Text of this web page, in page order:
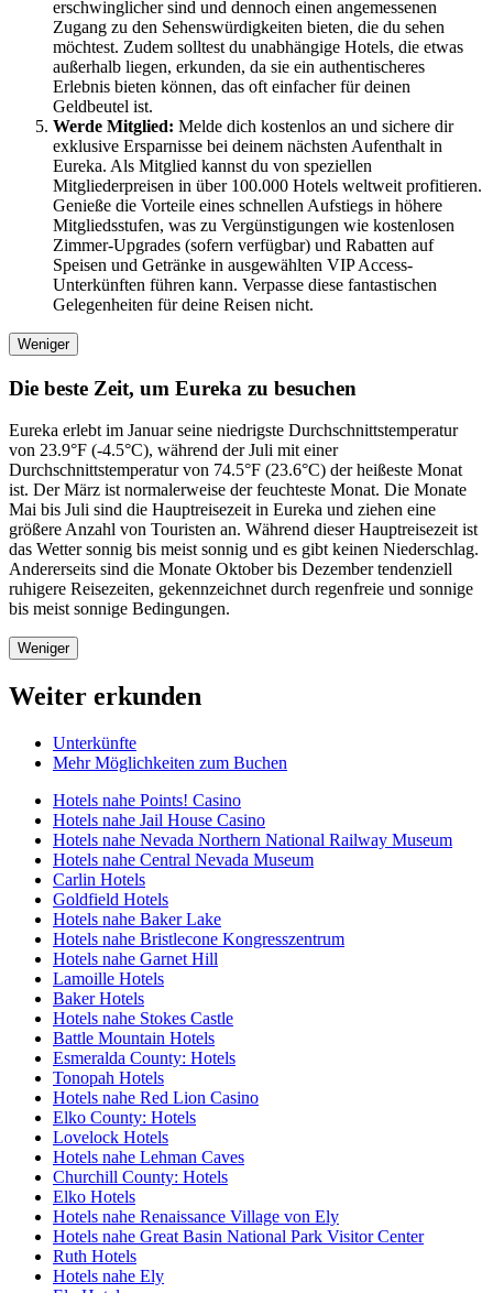
erschwinglicher sind und dennoch einen angemessenen
Zugang zu den Sehenswürdigkeiten bieten, die du sehen
möchtest. Zudem solltest du unabhängige Hotels, die etwas
außerhalb liegen, erkunden, da sie ein authentischeres
Erlebnis bieten können, das oft einfacher für deinen
Geldbeutel ist.
Werde Mitglied: Melde dich kostenlos an und sichere dir
exklusive Ersparnisse bei deinem nächsten Aufenthalt in
Eureka. Als Mitglied kannst du von speziellen
Mitgliederpreisen in über 100.000 Hotels weltweit profitieren.
Genieße die Vorteile eines schnellen Aufstiegs in höhere
Mitgliedsstufen, was zu Vergünstigungen wie kostenlosen
Zimmer-Upgrades (sofern verfügbar) und Rabatten auf
Speisen und Getränke in ausgewählten VIP Access-
Unterkünften führen kann. Verpasse diese fantastischen
Gelegenheiten für deine Reisen nicht.
Weniger
Die beste Zeit, um Eureka zu besuchen
Eureka erlebt im Januar seine niedrigste Durchschnittstemperatur
von 23.9°F (-4.5°C), während der Juli mit einer
Durchschnittstemperatur von 74.5°F (23.6°C) der heißeste Monat
ist. Der März ist normalerweise der feuchteste Monat. Die Monate
Mai bis Juli sind die Hauptreisezeit in Eureka und ziehen eine
größere Anzahl von Touristen an. Während dieser Hauptreisezeit ist
das Wetter sonnig bis meist sonnig und es gibt keinen Niederschlag.
Andererseits sind die Monate Oktober bis Dezember tendenziell
ruhigere Reisezeiten, gekennzeichnet durch regenfreie und sonnige
bis meist sonnige Bedingungen.
Weniger
Weiter erkunden
Unterkünfte
Mehr Möglichkeiten zum Buchen
Hotels nahe Points! Casino
Hotels nahe Jail House Casino
Hotels nahe Nevada Northern National Railway Museum
Hotels nahe Central Nevada Museum
Carlin Hotels
Goldfield Hotels
Hotels nahe Baker Lake
Hotels nahe Bristlecone Kongresszentrum
Hotels nahe Garnet Hill
Lamoille Hotels
Baker Hotels
Hotels nahe Stokes Castle
Battle Mountain Hotels
Esmeralda County: Hotels
Tonopah Hotels
Hotels nahe Red Lion Casino
Elko County: Hotels
Lovelock Hotels
Hotels nahe Lehman Caves
Churchill County: Hotels
Elko Hotels
Hotels nahe Renaissance Village von Ely
Hotels nahe Great Basin National Park Visitor Center
Ruth Hotels
Hotels nahe Ely